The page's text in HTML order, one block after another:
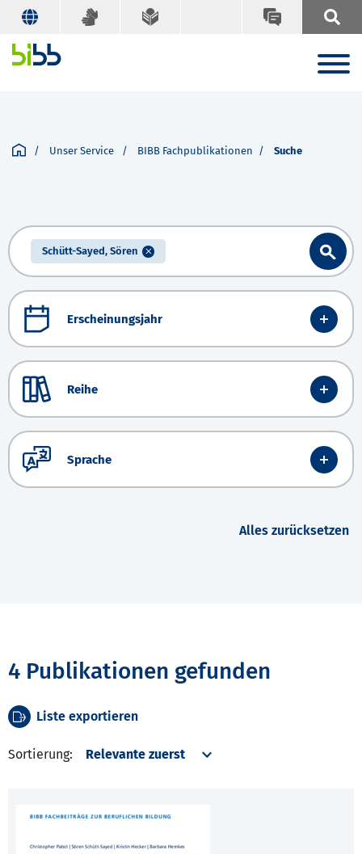
Unser Service BIBB Fachpublikationen Suche
Schütt-Sayed, Sören
Erscheinungsjahr
Reihe
Sprache
Alles zurücksetzen
4 Publikationen gefunden
Liste exportieren
Sortierung: